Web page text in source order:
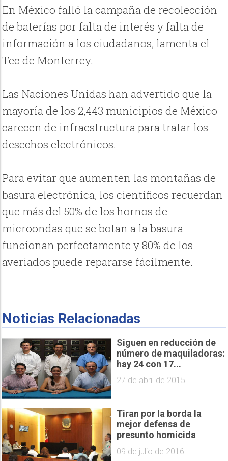
En México falló la campaña de recolección
de baterías por falta de interés y falta de
información a los ciudadanos, lamenta el
Tec de Monterrey.
Las Naciones Unidas han advertido que la
mayoría de los 2,443 municipios de México
carecen de infraestructura para tratar los
desechos electrónicos.
Para evitar que aumenten las montañas de
basura electrónica, los científicos recuerdan
que más del 50% de los hornos de
microondas que se botan a la basura
funcionan perfectamente y 80% de los
averiados puede repararse fácilmente.
Noticias Relacionadas
Siguen en reducción de
número de maquiladoras:
hay 24 con 17...
27 de abril de 2015
Tiran por la borda la
mejor defensa de
presunto homicida
09 de julio de 2016